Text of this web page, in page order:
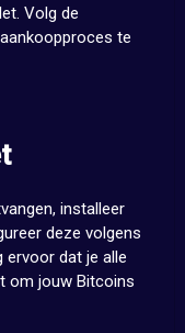
Volg de
te
installeer
deze volgens
ervoor dat je alle
om jouw Bitcoins